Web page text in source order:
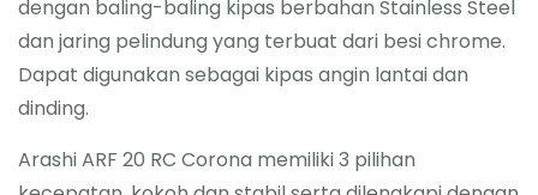
dengan baling-baling kipas berbahan Stainless Steel
dan jaring pelindung yang terbuat dari besi chrome.
Dapat digunakan sebagai kipas angin lantai dan
dinding.
Arashi ARF 20 RC Corona memiliki 3 pilihan